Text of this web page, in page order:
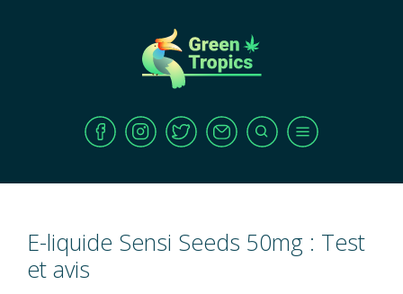
E-liquide Sensi Seeds 50mg : Test
et avis